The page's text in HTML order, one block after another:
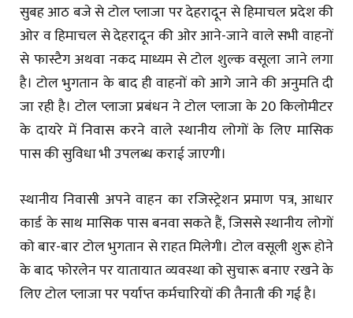
सुबह आठ बजे से टोल प्लाजा पर देहरादून से हिमाचल प्रदेश की
ओर व हिमाचल से देहरादून की ओर आने-जाने वाले सभी वाहनों
से फास्टैग अथवा नकद माध्यम से टोल शुल्क वसूला जाने लगा
है। टोल भुगतान के बाद ही वाहनों को आगे जाने की अनुमति दी
जा रही है। टोल प्लाजा प्रबंधन ने टोल प्लाजा के 20 किलोमीटर
के दायरे में निवास करने वाले स्थानीय लोगों के लिए मासिक
पास की सुविधा भी उपलब्ध कराई जाएगी।
स्थानीय निवासी अपने वाहन का रजिस्ट्रेशन प्रमाण पत्र, आधार
कार्ड के साथ मासिक पास बनवा सकते हैं, जिससे स्थानीय लोगों
को बार-बार टोल भुगतान से राहत मिलेगी। टोल वसूली शुरू होने
के बाद फोरलेन पर यातायात व्यवस्था को सुचारू बनाए रखने के
लिए टोल प्लाजा पर पर्याप्त कर्मचारियों की तैनाती की गई है।